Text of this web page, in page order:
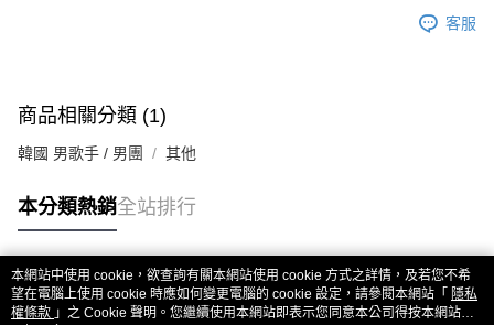
客服
商品相關分類 (1)
韓國 男歌手 / 男團 其他
本分類熱銷全站排行
熱門標籤
本網站中使用 cookie，欲查詢有關本網站使用 cookie 方式之詳情，及若您不希
望在電腦上使用 cookie 時應如何變更電腦的 cookie 設定，請參閱本網站「 隱私
權條款 」之 Cookie 聲明。您繼續使用本網站即表示您同意本公司得按本網站使